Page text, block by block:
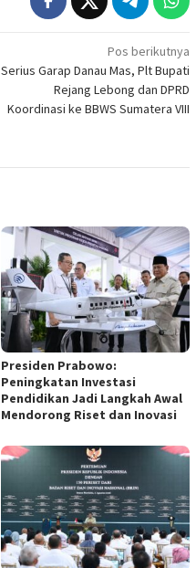
Pos berikutnya
Serius Garap Danau Mas, Plt Bupati
Rejang Lebong dan DPRD
Koordinasi ke BBWS Sumatera VIII
Presiden Prabowo:
Peningkatan Investasi
Pendidikan Jadi Langkah Awal
Mendorong Riset dan Inovasi